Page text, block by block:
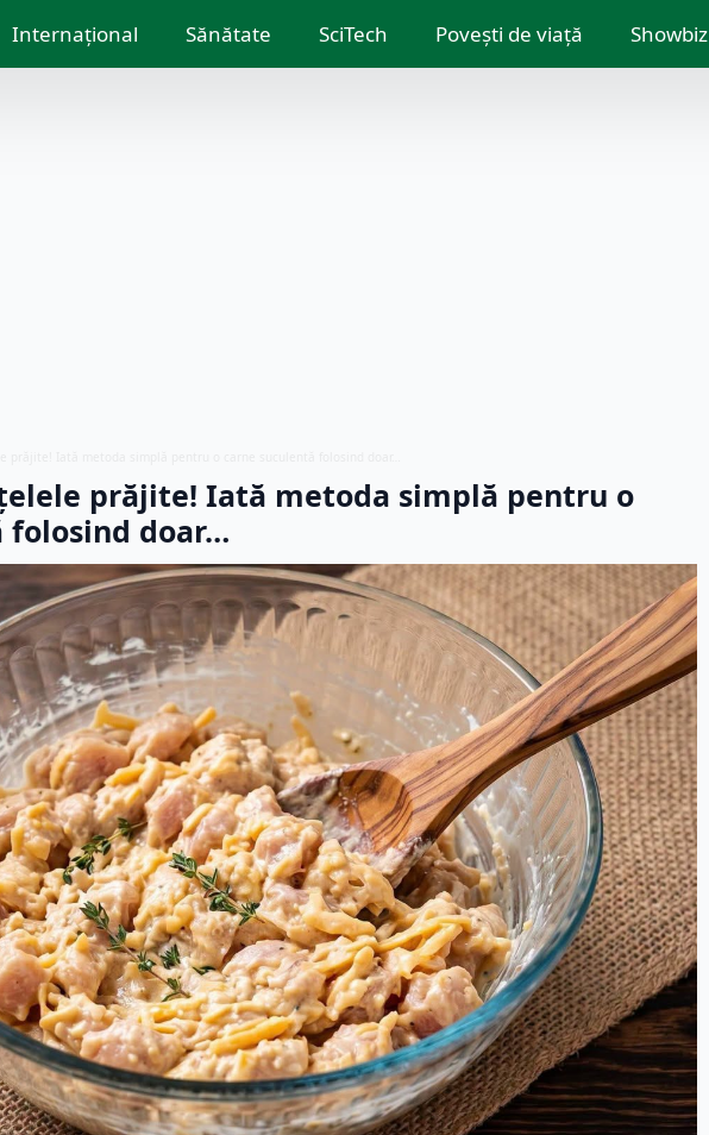
Internațional Sănătate SciTech Povești de viață Showbiz
prăjite! Iată metoda simplă pentru o
folosind doar…